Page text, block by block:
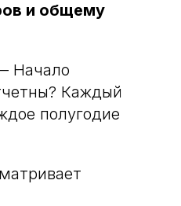
и общему
Начало
Каждый
полугодие